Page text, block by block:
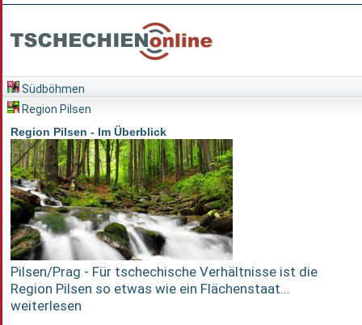
Südböhmen
Region Pilsen
Region Pilsen - Im Überblick
Pilsen/Prag - Für tschechische Verhältnisse ist die
Region Pilsen so etwas wie ein Flächenstaat...
weiterlesen